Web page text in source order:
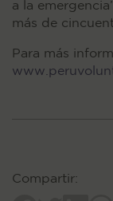
a la
más de
Para más
Compartir: